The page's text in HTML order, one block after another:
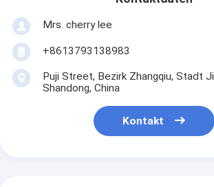
Mrs. cherry lee
+8613793138983
Puji Street, Bezirk Zhangqiu, Stadt
Shandong, China
Kontakt